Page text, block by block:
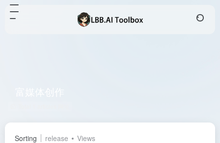
Sorting release Views